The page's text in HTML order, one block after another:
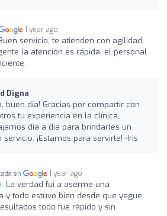
1 year ago
servicio, te atienden con agilidad
la atención es rápida, el personal
Digna
buen día! Gracias por compartir con
tu experiencia en la clínica,
día a día para brindarles un
servicio. ¡Estamos para servirte! -Iris
en 1 year ago
La verdad fui a aserme una
y todo estuvo bien desde que yegue
todo fue rápido y sin